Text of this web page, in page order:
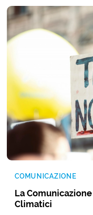
COMUNICAZIONE
La
Climatici